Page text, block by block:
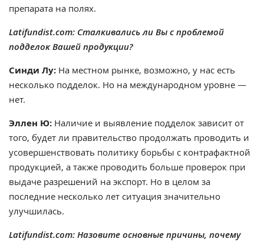
препарата на полях.
Latifundist.com: Сталкивались ли Вы с проблемой
подделок Вашей продукции?
Синди Лу: На местном рынке, возможно, у нас есть
несколько подделок. Но на международном уровне —
нет.
Эллен Ю: Наличие и выявление подделок зависит от
того, будет ли правительство продолжать проводить и
усовершенствовать политику борьбы с контрафактной
продукцией, а также проводить больше проверок при
выдаче разрешений на экспорт. Но в целом за
последние несколько лет ситуация значительно
улучшилась.
Latifundist.com: Назовите основные причины, почему